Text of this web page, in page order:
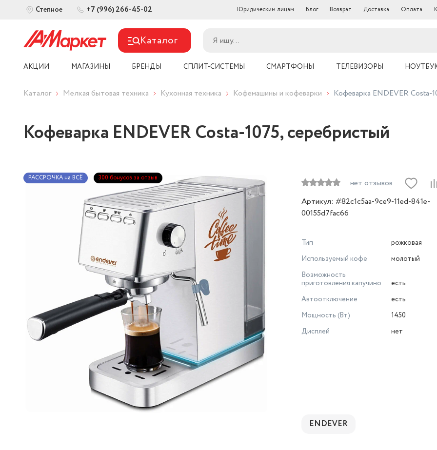
Степное +7 (996) 266-45-02 Юридическим лицам Блог Возврат Доставка Оплата
Каталог
АКЦИИ МАГАЗИНЫ БРЕНДЫ СПЛИТ-СИСТЕМЫ СМАРТФОНЫ ТЕЛЕВИЗОРЫ
Каталог Мелкая бытовая техника Кухонная техника Кофемашины и кофеварки Кофеварка ENDEVER Costa-
Кофеварка ENDEVER Costa-1075, серебристый
РАССРОЧКА на ВСЁ 300 бонусов за отзыв
нет отзывов
Артикул: #82c1c5aa-9ce9-11ed-841e-
00155d7fac66
Тип
рожковая
Используемый кофе
молотый
Возможность
приготовления капучино
есть
Автоотключение
есть
Мощность (Вт)
1450
Дисплей
нет
ENDEVER